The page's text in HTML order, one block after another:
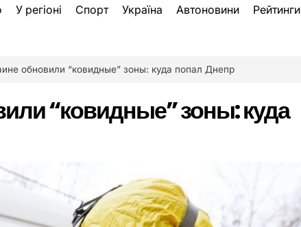
У регіоні Спорт Україна Автоновини Рейтинги
обновили “ковидные” зоны: куда попал Днепр
“ковидные” зоны: куда